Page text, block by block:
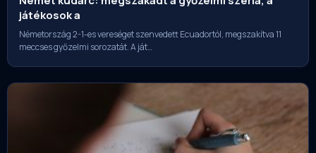
játékosok a
Németország 2-1-es vereséget szenvedett Ecuadortól, megszakítva 11
meccses győzelmi sorozatát. A ját…